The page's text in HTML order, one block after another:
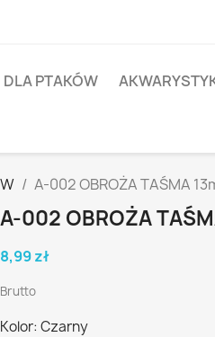
DLA PTAKÓW
A-002 OBROŻA TAŚMA
A-002 OBROŻA
8,99 zł
Brutto
Kolor: Czarny